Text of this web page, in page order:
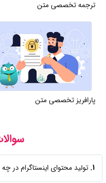
ترجمه تخصصی متن
پارافریز تخصصی متن
1. تولید محتوای اینستاگرام در